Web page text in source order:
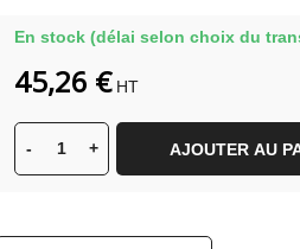
En stock (délai selon choix du
- + AJOUTER AU
45,26 € HT